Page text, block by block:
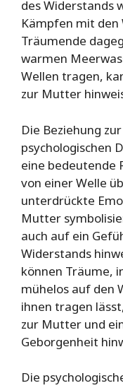
des Widerstands
Kämpfen mit den
Träumende
warmen
Wellen tragen,
zur Mutter
Die Beziehung
psychologischen
eine bedeutende
von einer Welle
unterdrückte
Mutter
auch auf ein
Widerstands
können Träume,
mühelos auf den
ihnen tragen
zur Mutter und
Geborgenheit
Die